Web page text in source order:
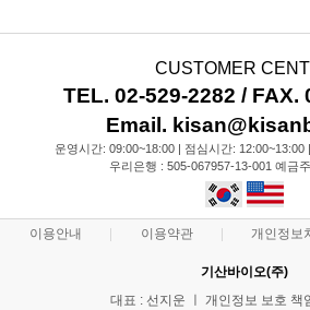
CUSTOMER
TEL. 02-529-2282 / FAX.
Email.
운영시간: 09:00~18:00 | 점심시간: 12:00~13:00
우리은행 : 505-067957-13-001 예금
이용안내 이용약관 개인정보
기산바이오(주)
대표 : 선지운 ㅣ 개인정보 보호 책